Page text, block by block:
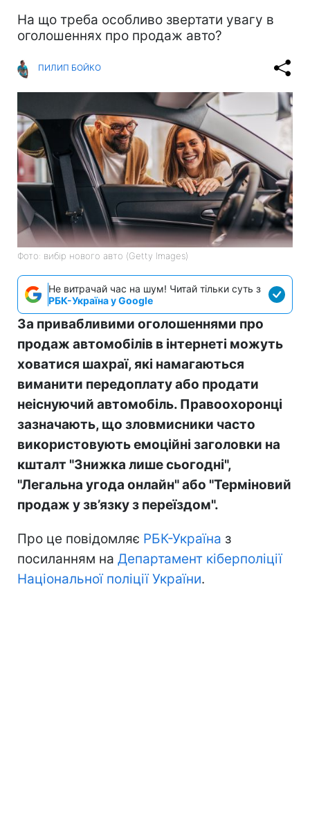
На що треба особливо звертати увагу в
оголошеннях про продаж авто?
ПИЛИП БОЙКО
Фото: вибір нового авто (Getty Images)
Не витрачай час на шум! Читай тільки суть з
РБК-Україна у Google
За привабливими оголошеннями про
продаж автомобілів в інтернеті можуть
ховатися шахраї, які намагаються
виманити передоплату або продати
неіснуючий автомобіль. Правоохоронці
зазначають, що зловмисники часто
використовують емоційні заголовки на
кшталт "Знижка лише сьогодні",
"Легальна угода онлайн" або "Терміновий
продаж у зв’язку з переїздом".
Про це повідомляє РБК-Україна з
посиланням на Департамент кіберполіції
Національної поліції України.